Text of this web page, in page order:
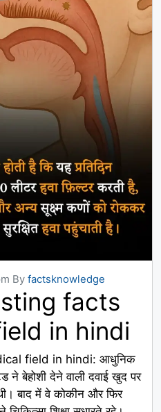
By factsknowledge
facts
in hindi
field in hindi: आधुनिक
ने बेहोशी देने वाली दवाई खुद पर
बाद में वे कोकीन और फिर